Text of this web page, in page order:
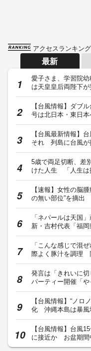
アクセスランキング
最新
愛子さま、学習院
は天皇皇后両陛下
【台風情報】ダ
号は北日本・東日
【台風最新情報】
それ 列島に台風
5歳で両足切断、差
けた人生 「人生
【速報】女性の脳
の無い部位”を摘
「ネパールは天国
新・吉村代表「福
「こんな感じで混
際よく豚汁を調理
発言は「きれいに
パーティー開催「
【台風情報】“ノロ
化 沖縄本島は暴
【台風情報】台風
に接近か お盆期